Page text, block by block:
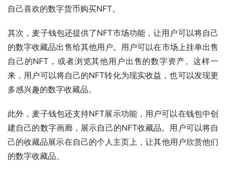
自己喜欢的数字货币购买NFT。
其次，麦子钱包还提供了NFT市场功能，让用户可以将自己
的数字收藏品出售给其他用户。用户可以在市场上挂单出售
自己的NFT，或者浏览其他用户出售的数字资产。这样一
来，用户可以将自己的NFT转化为现实收益，也可以发现更
多感兴趣的数字收藏品。
此外，麦子钱包还支持NFT展示功能，用户可以在钱包中创
建自己的数字画廊，展示自己的NFT收藏品。用户可以将自
己的收藏品展示在自己的个人主页上，让其他用户欣赏他们
的数字收藏品。